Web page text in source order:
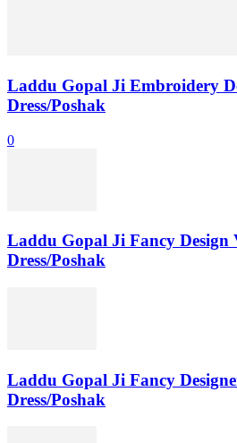
Laddu Gopal Ji Embroidery
Dress/Poshak
0
Laddu Gopal Ji Fancy Design
Dress/Poshak
Laddu Gopal Ji Fancy
Dress/Poshak